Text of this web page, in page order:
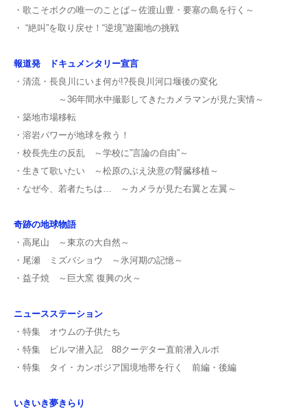
・歌こそボクの唯一のことば～佐渡山豊・要塞の島を行く～
・ “絶叫”を取り戻せ！“逆境”遊園地の挑戦
報道発 ドキュメンタリー宣言
・清流・長良川にいま何が!?長良川河口堰後の変化
～36年間水中撮影してきたカメラマンが見た実情～
・築地市場移転
・溶岩パワーが地球を救う！
・校長先生の反乱 ～学校に”言論の自由”～
・生きて歌いたい ～松原のぶえ決意の腎臓移植～
・なぜ今、若者たちは… ～カメラが見た右翼と左翼～
奇跡の地球物語
・高尾山 ～東京の大自然～
・尾瀬 ミズバショウ ～氷河期の記憶～
・益子焼 ～巨大窯 復興の火～
ニュースステーション
・特集 オウムの子供たち
・特集 ビルマ潜入記 88クーデター直前潜入ルポ
・特集 タイ・カンボジア国境地帯を行く 前編・後編
いきいき夢きらり